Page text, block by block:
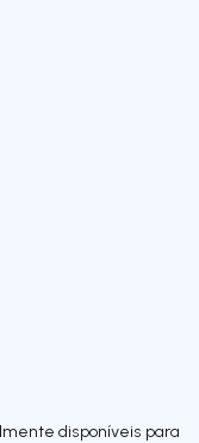
disponíveis para